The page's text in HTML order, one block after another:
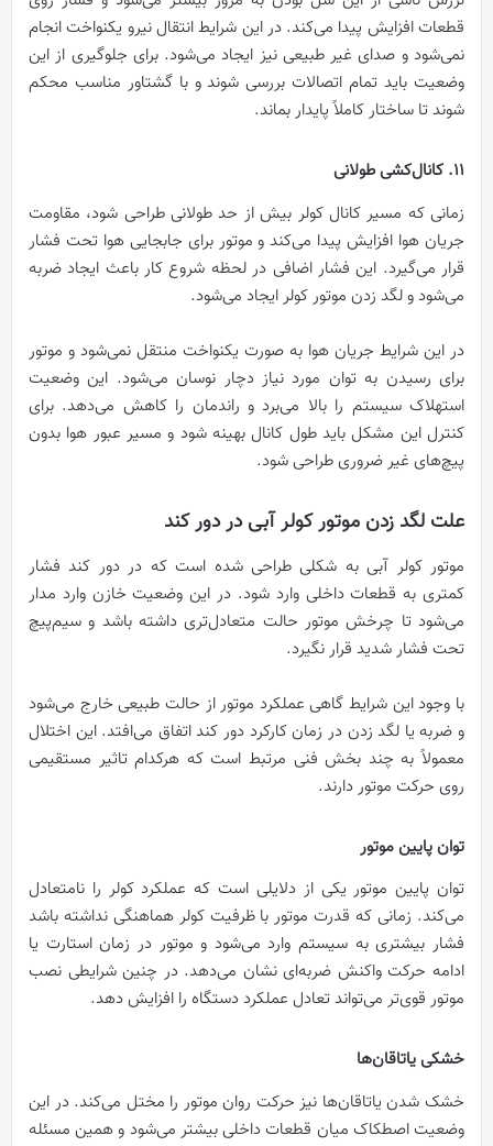
قطعات افزایش پیدا می‌کند. در این شرایط انتقال نیرو یکنواخت انجام
نمی‌شود و صدای غیر طبیعی نیز ایجاد می‌شود. برای جلوگیری از این
وضعیت باید تمام اتصالات بررسی شوند و با گشتاور مناسب محکم
شوند تا ساختار کاملاً پایدار بماند.
11. کانال‌کشی طولانی
زمانی که مسیر کانال کولر بیش از حد طولانی طراحی شود، مقاومت
جریان هوا افزایش پیدا می‌کند و موتور برای جابجایی هوا تحت فشار
قرار می‌گیرد. این فشار اضافی در لحظه شروع کار باعث ایجاد ضربه
می‌شود و لگد زدن موتور کولر ایجاد می‌شود.
در این شرایط جریان هوا به صورت یکنواخت منتقل نمی‌شود و موتور
برای رسیدن به توان مورد نیاز دچار نوسان می‌شود. این وضعیت
استهلاک سیستم را بالا می‌برد و راندمان را کاهش می‌دهد. برای
کنترل این مشکل باید طول کانال بهینه شود و مسیر عبور هوا بدون
پیچ‌های غیر ضروری طراحی شود.
علت لگد زدن موتور کولر آبی در دور کند
موتور کولر آبی به شکلی طراحی شده است که در دور کند فشار
کمتری به قطعات داخلی وارد شود. در این وضعیت خازن وارد مدار
می‌شود تا چرخش موتور حالت متعادل‌تری داشته باشد و سیم‌پیچ
تحت فشار شدید قرار نگیرد.
با وجود این شرایط گاهی عملکرد موتور از حالت طبیعی خارج می‌شود
و ضربه یا لگد زدن در زمان کارکرد دور کند اتفاق می‌افتد. این اختلال
معمولاً به چند بخش فنی مرتبط است که هرکدام تاثیر مستقیمی
روی حرکت موتور دارند.
توان پایین موتور
توان پایین موتور یکی از دلایلی است که عملکرد کولر را نامتعادل
می‌کند. زمانی که قدرت موتور با ظرفیت کولر هماهنگی نداشته باشد
فشار بیشتری به سیستم وارد می‌شود و موتور در زمان استارت یا
ادامه حرکت واکنش ضربه‌ای نشان می‌دهد. در چنین شرایطی نصب
موتور قوی‌تر می‌تواند تعادل عملکرد دستگاه را افزایش دهد.
خشکی یاتاقان‌ها
خشک شدن یاتاقان‌ها نیز حرکت روان موتور را مختل می‌کند. در این
وضعیت اصطکاک میان قطعات داخلی بیشتر می‌شود و همین مسئله